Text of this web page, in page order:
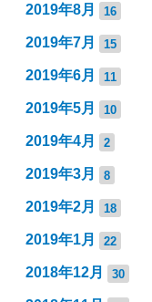
2019年8月 16
2019年7月 15
2019年6月 11
2019年5月 10
2019年4月 2
2019年3月 8
2019年2月 18
2019年1月 22
2018年12月 30